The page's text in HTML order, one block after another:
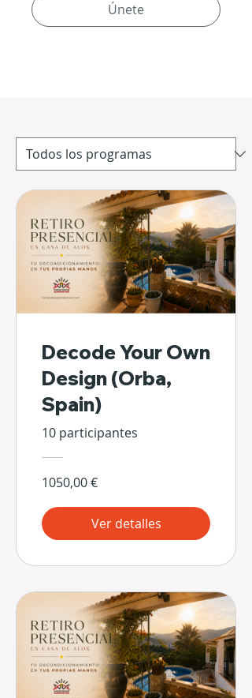
Únete
Decode Your Own
Design (Orba,
Spain)
10 participantes
1050,00 €
Ver detalles